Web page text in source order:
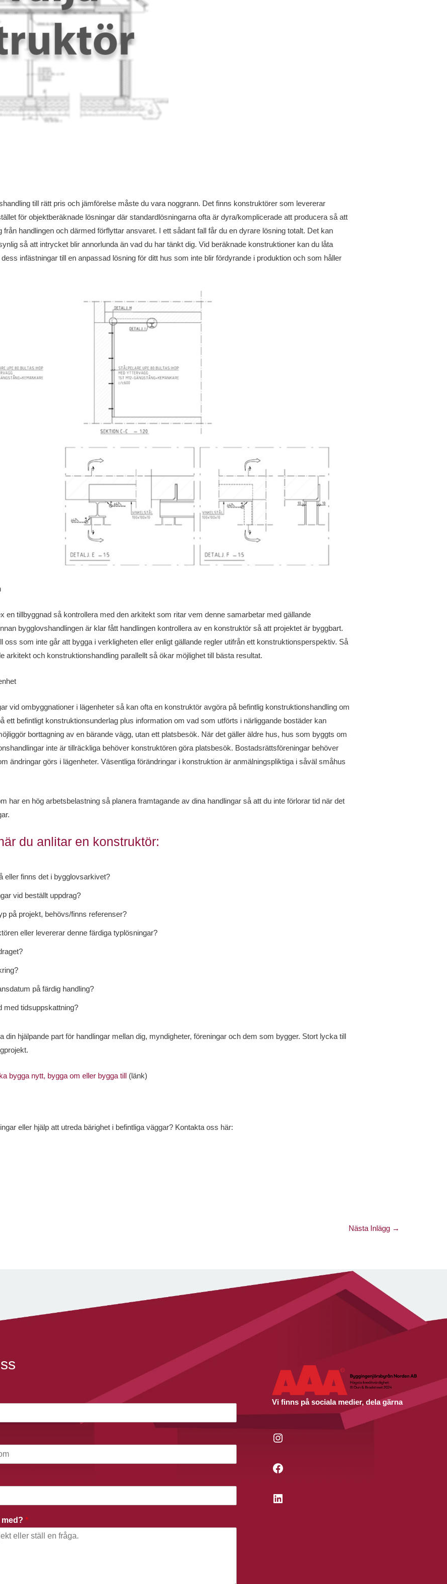
till rätt pris och jämförelse måste du vara noggrann. Det finns konstruktörer som levererar
för objektberäknade lösningar där standardlösningarna ofta är dyra/komplicerade att producera så att
handlingen och därmed förflyttar ansvaret. I ett sådant fall får du en dyrare lösning totalt. Det kan
så att intrycket blir annorlunda än vad du har tänkt dig. Vid beräknade konstruktioner kan du låta
infästningar till en anpassad lösning för ditt hus som inte blir fördyrande i produktion och som håller
en tillbyggnad så kontrollera med den arkitekt som ritar vem denne samarbetar med gällande
bygglovshandlingen är klar fått handlingen kontrollera av en konstruktör så att projektet är byggbart.
oss som inte går att bygga i verkligheten eller enligt gällande regler utifrån ett konstruktionsperspektiv. Så
arkitekt och konstruktionshandling parallellt så ökar möjlighet till bästa resultat.
vid ombyggnationer i lägenheter så kan ofta en konstruktör avgöra på befintlig konstruktionshandling om
ett befintligt konstruktionsunderlag plus information om vad som utförts i närliggande bostäder kan
borttagning av en bärande vägg, utan ett platsbesök. När det gäller äldre hus, hus som byggts om
inte är tillräckliga behöver konstruktören göra platsbesök. Bostadsrättsföreningar behöver
ändringar görs i lägenheter. Väsentliga förändringar i konstruktion är anmälningspliktiga i såväl småhus
har en hög arbetsbelastning så planera framtagande av dina handlingar så att du inte förlorar tid när det
du anlitar en konstruktör:
eller finns det i bygglovsarkivet?
vid beställt uppdrag?
på projekt, behövs/finns referenser?
eller levererar denne färdiga typlösningar?
på färdig handling?
med tidsuppskattning?
din hjälpande part för handlingar mellan dig, myndigheter, föreningar och dem som bygger. Stort lycka till
bygga nytt, bygga om eller bygga till (länk)
eller hjälp att utreda bärighet i befintliga väggar? Kontakta oss här:
Nästa Inlägg →
med?*
Vi finns på sociala medier, dela gärna
Instagram
Facebook
LinkedIn